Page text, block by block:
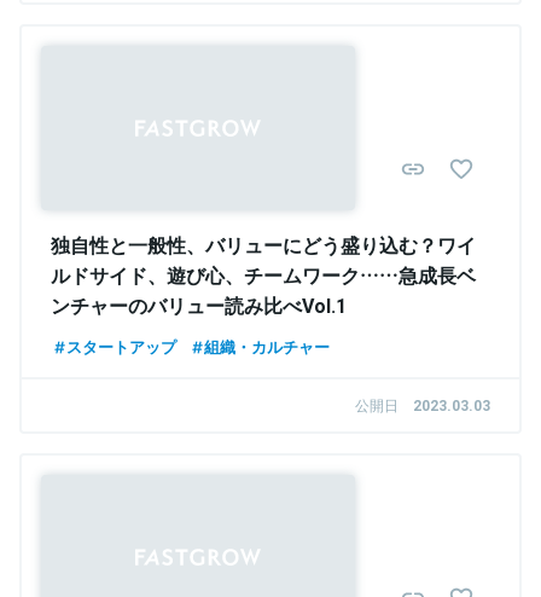
独自性と一般性、バリューにどう盛り込む？ワイ
ルドサイド、遊び心、チームワーク……急成長ベ
ンチャーのバリュー読み比べVol.1
スタートアップ 組織・カルチャー
公開日 2023.03.03